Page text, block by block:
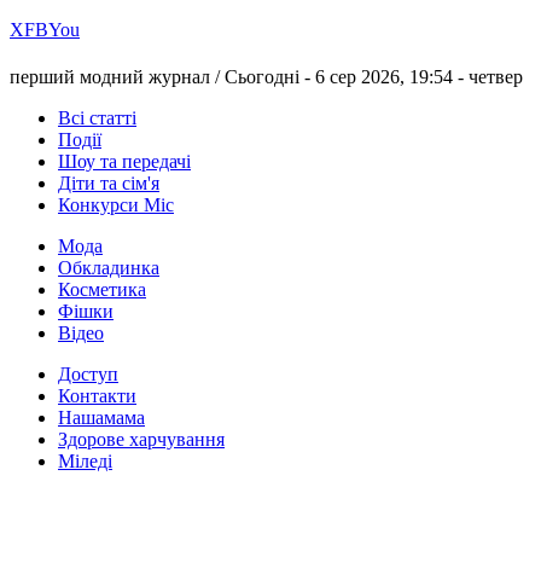
ХFBYou
перший модний журнал /Сьогодні - 6 сер 2026, 19:54 - четвер
Всі статті
Події
Шоу та передачі
Діти та сім'я
Конкурси Міс
Мода
Обкладинка
Косметика
Фішки
Відео
Доступ
Контакти
Нашамама
Здорове харчування
Міледі